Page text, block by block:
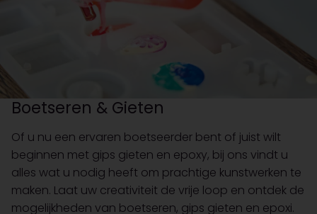
Boetseren & Gieten
Of u nu een ervaren boetseerder bent of juist wilt
beginnen met gips gieten en epoxy, bij ons vindt u
alles wat u nodig heeft om prachtige kunstwerken te
maken. Laat uw creativiteit de vrije loop en ontdek de
mogelijkheden van boetseren, gips gieten en epoxi.